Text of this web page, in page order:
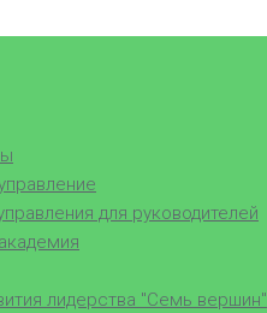
для руководителей
лидерства "Семь вершин"